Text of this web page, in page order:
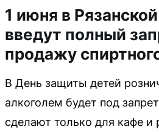
1 июня в
введут полный
продажу
В День защиты детей
алкоголем будет под
сделают только для кафе и